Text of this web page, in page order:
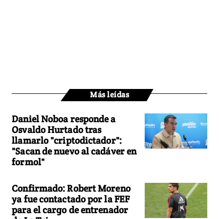
Más leídas
Daniel Noboa responde a
Osvaldo Hurtado tras
llamarlo "criptodictador":
"Sacan de nuevo al cadáver en
formol"
Confirmado: Robert Moreno
ya fue contactado por la FEF
para el cargo de entrenador